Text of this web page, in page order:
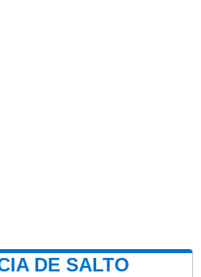
DE SALTO